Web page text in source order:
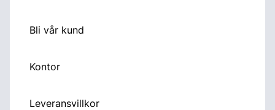
Bli vår kund
Kontor
Leveransvillkor